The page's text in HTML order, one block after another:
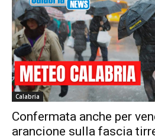
Calabria
Confermata anche per
arancione sulla fascia